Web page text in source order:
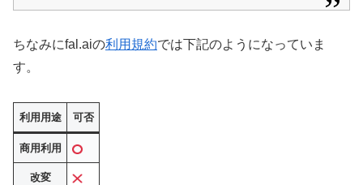
ちなみにfal.aiの利用規約では下記のようになっていま
す。
利用用途 可否
商用利用
改変